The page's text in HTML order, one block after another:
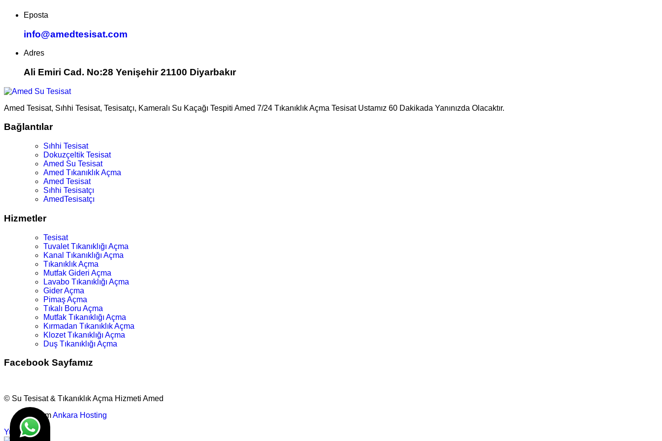
Eposta
info@amedtesisat.com
Adres
Ali Emiri Cad. No:28 Yenişehir 21100 Diyarbakır
Amed Tesisat, Sıhhi Tesisat, Tesisatçı, Kameralı Su Kaçağı Tespiti Amed 7/24 Tıkanıklık Açma Tesisat Ustamız 60 Dakikada Yanınızda Olacaktır.
Bağlantılar
Sıhhi Tesisat
Dokuzçeltik Tesisat
Amed Su Tesisat
Amed Tıkanıklık Açma
Amed Tesisat
Sıhhi Tesisatçı
AmedTesisatçı
Hizmetler
Tesisat
Tuvalet Tıkanıklığı Açma
Kanal Tıkanıklığı Açma
Tıkanıklık Açma
Mutfak Gideri Açma
Lavabo Tıkanıklığı Açma
Gider Açma
Pimaş Açma
Tıkalı Boru Açma
Mutfak Tıkanıklığı Açma
Kırmadan Tıkanıklık Açma
Klozet Tıkanıklığı Açma
Duş Tıkanıklığı Açma
Facebook Sayfamız
© Su Tesisat & Tıkanıklık Açma Hizmeti Amed
TasarımAnkara Hosting
Yukarı